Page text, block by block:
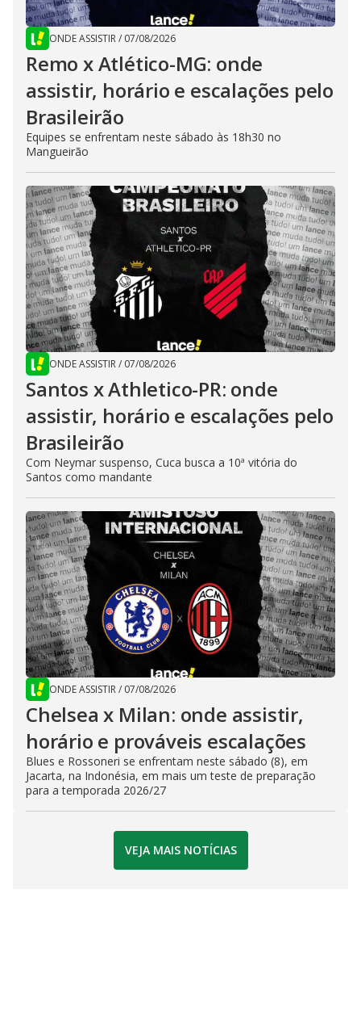
ONDE ASSISTIR/ 07/08/2026
Remo x Atlético-MG: onde
assistir, horário e escalações pelo
Brasileirão
Equipes se enfrentam neste sábado às 18h30 no
Mangueirão
ONDE ASSISTIR/ 07/08/2026
Santos x Athletico-PR: onde
assistir, horário e escalações pelo
Brasileirão
Com Neymar suspenso, Cuca busca a 10ª vitória do
Santos como mandante
ONDE ASSISTIR/ 07/08/2026
Chelsea x Milan: onde assistir,
horário e prováveis escalações
Blues e Rossoneri se enfrentam neste sábado (8), em
Jacarta, na Indonésia, em mais um teste de preparação
para a temporada 2026/27
VEJA MAIS NOTÍCIAS